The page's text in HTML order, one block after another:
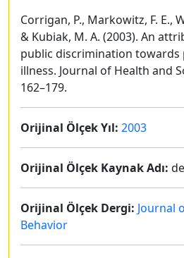
Corrigan, P., Markowitz, F. E.,
& Kubiak, M. A. (2003). An
public discrimination towards
illness. Journal of Health and
162–179.
Orijinal Ölçek Yıl: 2003
Orijinal Ölçek Kaynak Adı:
Orijinal Ölçek Dergi: Journal
Behavior